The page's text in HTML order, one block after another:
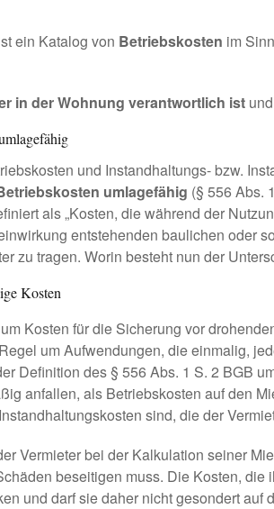
ein Katalog von Betriebskosten im
in der Wohnung verantwortlich ist
und Instandhaltungs- bzw.
umlagefähig (§ 556 Abs.
als „Kosten, die während der
entstehenden baulichen oder
zu tragen. Worin besteht nun der
Kosten
Kosten für die Sicherung vor
um Aufwendungen, die einmalig,
Definition des § 556 Abs. 1 S. 2 BGB
anfallen, als Betriebskosten auf den
sind, die der
Vermieter bei der Kalkulation seiner
beseitigen muss. Die Kosten, die
und darf sie daher nicht gesondert auf